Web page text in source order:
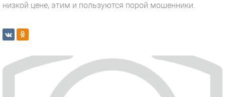
низкой цене, этим и пользуются порой мошенники.